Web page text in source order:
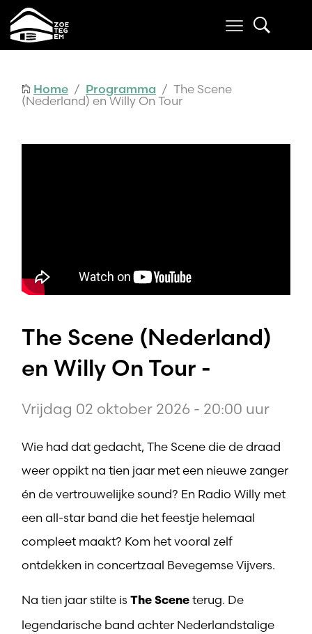
Home / Programma / The Scene
(Nederland) en Willy On Tour
The Scene (Nederland)
en Willy On Tour -
Vrijdag 02 oktober 2026 - 20:00 uur
Wie had dat gedacht, The Scene die de draad
weer oppikt na tien jaar met een nieuwe zanger
én de vertrouwelijke sound? En Radio Willy met
een all-star band die het feestje helemaal
compleet maakt? Kom het vooral zelf
ontdekken in concertzaal Bevegemse Vijvers.
Na tien jaar stilte is The Scene terug. De
legendarische band achter Nederlandstalige